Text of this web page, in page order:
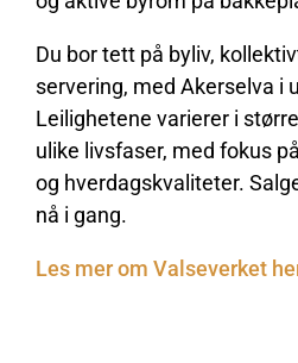
Du bor tett på byliv,
servering, med Akerselva i
Leilighetene varierer i
ulike livsfaser, med fokus
og hverdagskvaliteter.
nå i gang.
Les mer om Valseverket